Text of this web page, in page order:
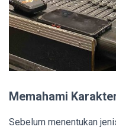
Memahami
Sebelum menentukan